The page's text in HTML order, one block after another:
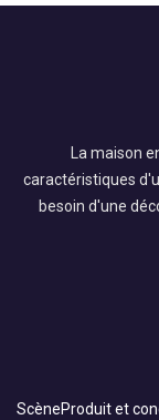
La maison
caractéristiques
besoin d'une
ScèneProduit et